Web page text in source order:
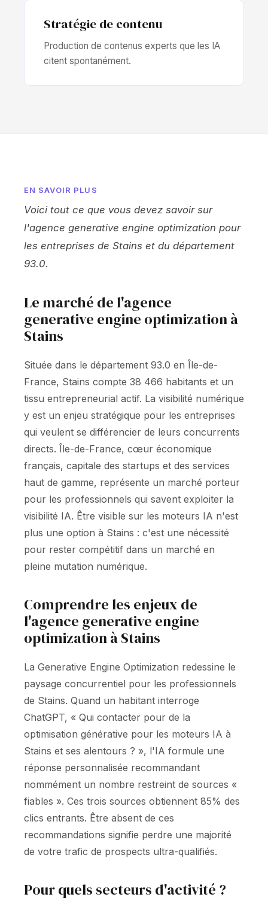
Stratégie de contenu
Production de contenus experts que les IA
citent spontanément.
EN SAVOIR PLUS
Voici tout ce que vous devez savoir sur
l'agence generative engine optimization pour
les entreprises de Stains et du département
93.0.
Le marché de l'agence
generative engine optimization à
Stains
Située dans le département 93.0 en Île-de-
France, Stains compte 38 466 habitants et un
tissu entrepreneurial actif. La visibilité numérique
y est un enjeu stratégique pour les entreprises
qui veulent se différencier de leurs concurrents
directs. Île-de-France, cœur économique
français, capitale des startups et des services
haut de gamme, représente un marché porteur
pour les professionnels qui savent exploiter la
visibilité IA. Être visible sur les moteurs IA n'est
plus une option à Stains : c'est une nécessité
pour rester compétitif dans un marché en
pleine mutation numérique.
Comprendre les enjeux de
l'agence generative engine
optimization à Stains
La Generative Engine Optimization redessine le
paysage concurrentiel pour les professionnels
de Stains. Quand un habitant interroge
ChatGPT, « Qui contacter pour de la
optimisation générative pour les moteurs IA à
Stains et ses alentours ? », l'IA formule une
réponse personnalisée recommandant
nommément un nombre restreint de sources «
fiables ». Ces trois sources obtiennent 85% des
clics entrants. Être absent de ces
recommandations signifie perdre une majorité
de votre trafic de prospects ultra-qualifiés.
Pour quels secteurs d'activité ?